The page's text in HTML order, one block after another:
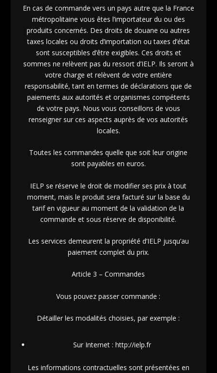
En cas de commande vers un pays autre que la France
métropolitaine vous êtes l’importateur du ou des
produits concernés. Des droits de douane ou autres
taxes locales ou droits d’importation ou taxes d’état
sont susceptibles d’être exigibles. Ces droits et
sommes ne relèvent pas du ressort d’IELP. Ils seront à
votre charge et relèvent de votre entière
responsabilité, tant en termes de déclarations que de
paiements aux autorités et organismes compétents
de votre pays. Nous vous conseillons de vous
renseigner sur ces aspects auprès de vos autorités
locales.
Toutes les commandes quelle que soit leur origine
sont payables en euros.
IELP se réserve le droit de modifier ses prix à tout
moment, mais le produit sera facturé sur la base du
tarif en vigueur au moment de la validation de la
commande et sous réserve de disponibilité.
Les services demeurent la propriété d’IELP jusqu’au
paiement complet du prix.
Article 3 – Commandes
Vous pouvez passer commande :
Détailler les modalités choisies, par exemple :
Sur Internet : http://ielp.fr
Les informations contractuelles sont présentées en